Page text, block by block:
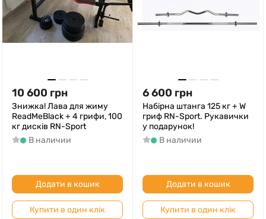
10 600 грн
Знижка! Лава для жиму
ReadMeBlack + 4 грифи, 100
кг дисків RN-Sport
В наличии
Додати в кошик
Купити в один клік
6 600 грн
Набірна штанга 125 кг + W
гриф RN-Sport. Рукавички
у подарунок!
В наличии
Додати в кошик
Купити в один клік